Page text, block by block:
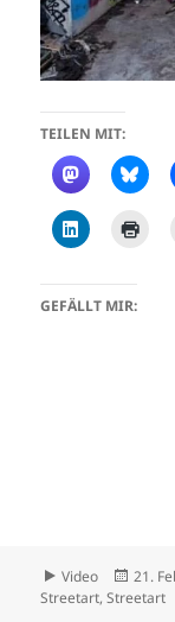
TEILEN MIT:
GEFÄLLT MIR:
Format
Video
am
21.
Streetart,Streetart